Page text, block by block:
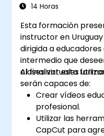
campañas
14 Horas
Esta formación
instructor en
dirigida a
intermedio que
clases virtuales
Al finalizar esta
serán capaces de:
Crear vídeos
profesional.
Utilizar las
CapCut para